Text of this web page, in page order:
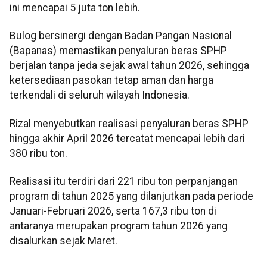
ini mencapai 5 juta ton lebih.
Bulog bersinergi dengan Badan Pangan Nasional
(Bapanas) memastikan penyaluran beras SPHP
berjalan tanpa jeda sejak awal tahun 2026, sehingga
ketersediaan pasokan tetap aman dan harga
terkendali di seluruh wilayah Indonesia.
Rizal menyebutkan realisasi penyaluran beras SPHP
hingga akhir April 2026 tercatat mencapai lebih dari
380 ribu ton.
Realisasi itu terdiri dari 221 ribu ton perpanjangan
program di tahun 2025 yang dilanjutkan pada periode
Januari-Februari 2026, serta 167,3 ribu ton di
antaranya merupakan program tahun 2026 yang
disalurkan sejak Maret.